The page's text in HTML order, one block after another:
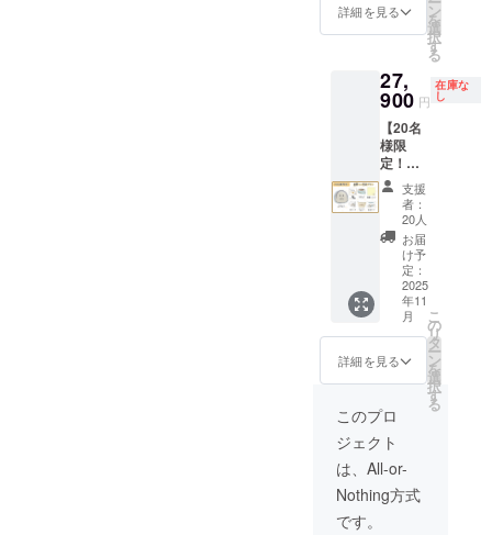
ド 1点
画像は
す。 金
額には
消費税
（10%
）と送
料660円
を含ん
でおり
ます。
詳細を見る ン
を
選
択
す
る
27,
900 円
在庫な
し
【20名
様限
定！】
直筆ミ
ニ色紙
プラン
・クッ
ション
ブラン
ケッ
ト 1点
・直筆
ミニ色
紙 1点
・マス
テー
プ 1点
・キャ
ンバス
ポー
チ 1点
支援
者：
20人
お届
け予
定：
2025
年11
月
詳細を見る
こ
の
リ
タ
ー
ン
を
選
択
す
る
このプロ
ジェクト
は、All-or-
Nothing方式
です。